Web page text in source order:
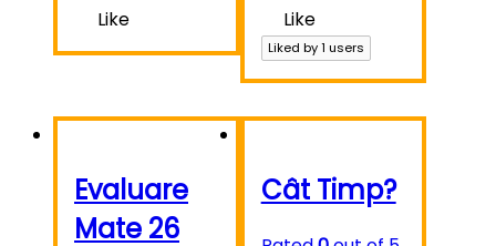
Like
Like
Liked by1 users
Evaluare
Mate 26
Cât Timp?